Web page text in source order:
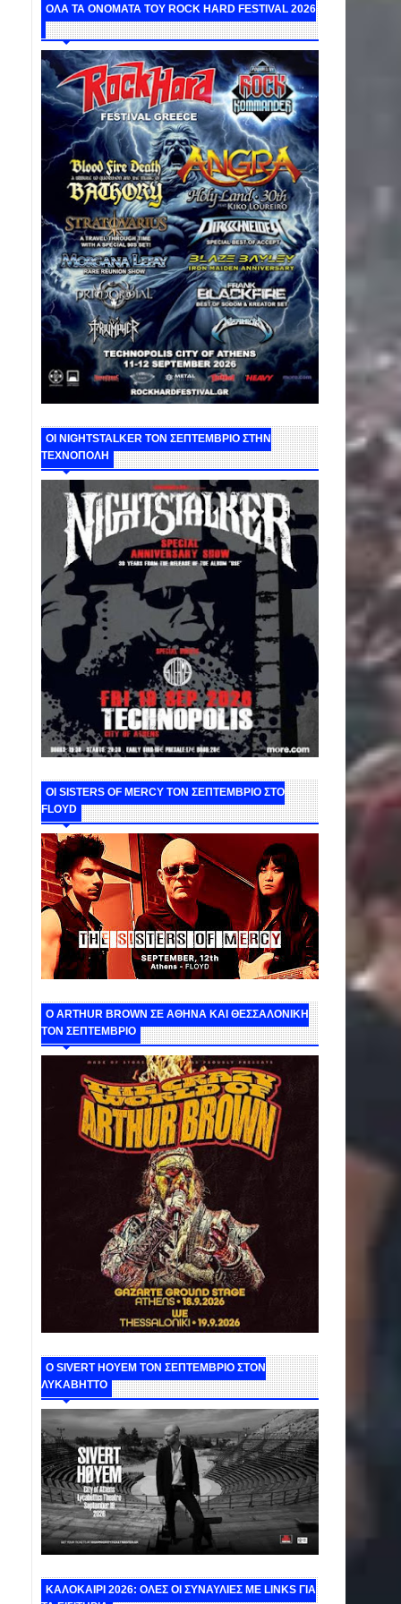
ΟΛΑ ΤΑ ΟΝΟΜΑΤΑ ΤΟΥ ROCK HARD FESTIVAL 2026
ΟΙ NIGHTSTALKER ΤΟΝ ΣΕΠΤΕΜΒΡΙΟ ΣΤΗΝ
ΤΕΧΝΟΠΟΛΗ
ΟΙ SISTERS OF MERCY ΤΟΝ ΣΕΠΤΕΜΒΡΙΟ ΣΤΟ
FLOYD
O ARTHUR BROWN ΣΕ ΑΘΗΝΑ ΚΑΙ ΘΕΣΣΑΛΟΝΙΚΗ
ΤΟΝ ΣΕΠΤΕΜΒΡΙΟ
Ο SIVERT HOYEM ΤΟΝ ΣΕΠΤΕΜΒΡΙΟ ΣΤΟΝ
ΛΥΚΑΒΗΤΤΟ
ΚΑΛΟΚΑΙΡΙ 2026: ΟΛΕΣ ΟΙ ΣΥΝΑΥΛΙΕΣ ΜΕ LINKS ΓΙΑ